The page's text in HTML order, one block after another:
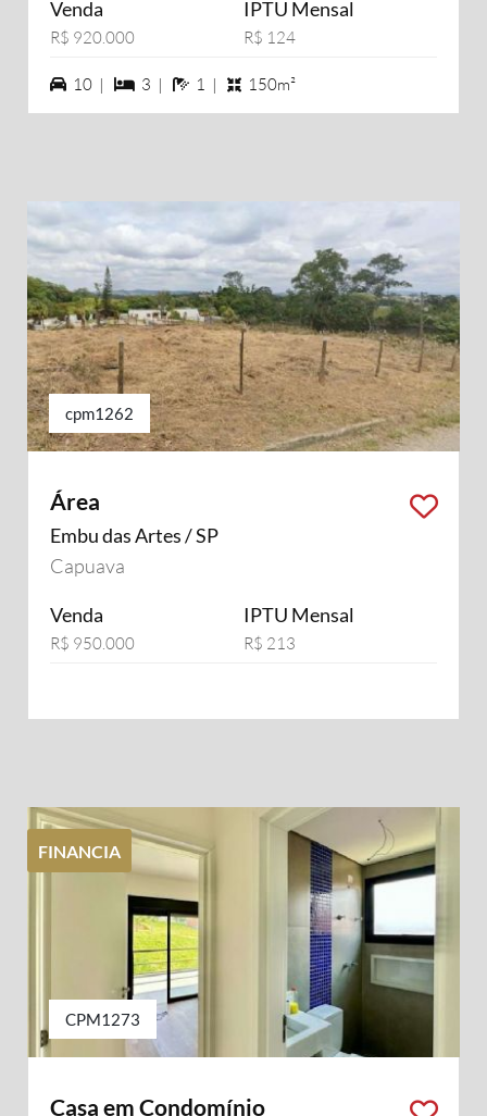
Venda
R$ 920.000
IPTU Mensal
R$ 124
10 vagas na garagem
10 | 3 dormiórios
3 | 1 banheiros
1 | 150m²
cpm1262
Área
Embu das Artes / SP
Capuava
Venda
R$ 950.000
IPTU Mensal
R$ 213
FINANCIA
CPM1273
Casa em Condomínio